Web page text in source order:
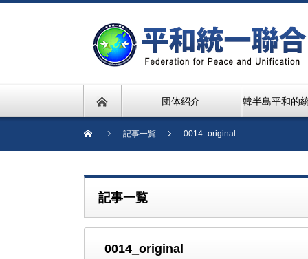
団体紹介 韓半島平和的
記事一覧 0014_original
記事一覧
0014_original